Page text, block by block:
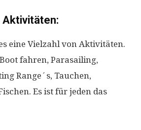
Aktivitäten:
eine Vielzahl von Aktivitäten.
fahren, Parasailing,
Range´s, Tauchen,
Es ist für jeden das